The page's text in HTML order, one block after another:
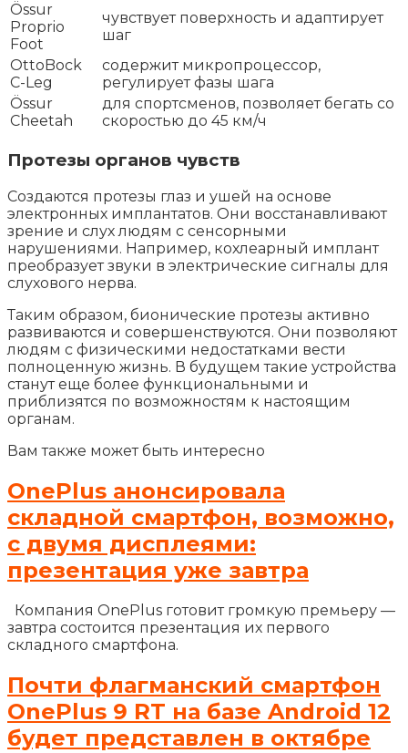
Össur
Proprio
Foot
чувствует поверхность и адаптирует
шаг
OttoBock
C-Leg
содержит микропроцессор,
регулирует фазы шага
Össur
Cheetah
для спортсменов, позволяет бегать со
скоростью до 45 км/ч
Протезы органов чувств
Создаются протезы глаз и ушей на основе
электронных имплантатов. Они восстанавливают
зрение и слух людям с сенсорными
нарушениями. Например, кохлеарный имплант
преобразует звуки в электрические сигналы для
слухового нерва.
Таким образом, бионические протезы активно
развиваются и совершенствуются. Они позволяют
людям с физическими недостатками вести
полноценную жизнь. В будущем такие устройства
станут еще более функциональными и
приблизятся по возможностям к настоящим
органам.
Вам также может быть интересно
OnePlus анонсировала
складной смартфон, возможно,
с двумя дисплеями:
презентация уже завтра
Компания OnePlus готовит громкую премьеру —
завтра состоится презентация их первого
складного смартфона.
Почти флагманский смартфон
OnePlus 9 RT на базе Android 12
будет представлен в октябре